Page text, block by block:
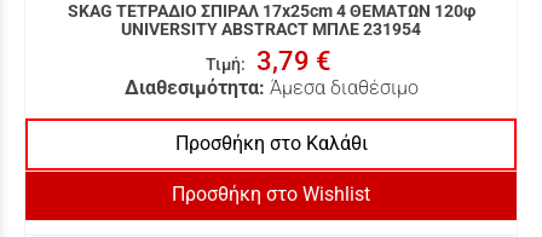
SKAG ΤΕΤΡΑΔΙΟ ΣΠΙΡΑΛ 17x25cm 4 ΘΕΜΑΤΩΝ 120φ
UNIVERSITY ABSTRACT ΜΠΛΕ 231954
Τιμή: 3,79 €
Διαθεσιμότητα: Άμεσα διαθέσιμο
Προσθήκη στο Καλάθι
Προσθήκη στο Wishlist